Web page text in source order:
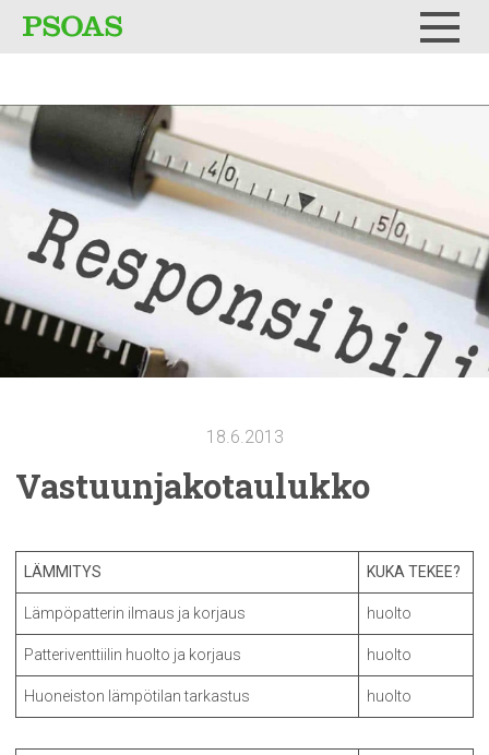
18.6.2013
Vastuunjakotaulukko
LÄMMITYS KUKA TEKEE?
Lämpöpatterin ilmaus ja korjaus huolto
Patteriventtiilin huolto ja korjaus huolto
Huoneiston lämpötilan tarkastus huolto